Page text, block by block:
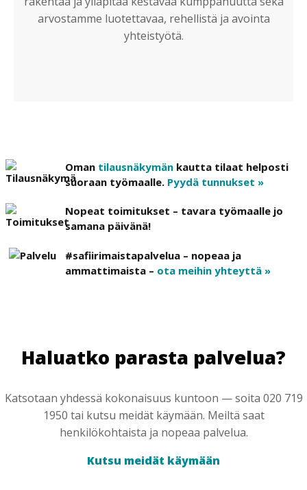
arvostamme luotettavaa, rehellistä ja avointa
yhteistyötä.
Oman tilausnäkymän kautta tilaat helposti
suoraan työmaalle. Pyydä tunnukset »
Nopeat toimitukset – tavara työmaalle jo
samana päivänä!
#safiirimaistapalvelua – nopeaa ja
ammattimaista – ota meihin yhteyttä »
Haluatko parasta palvelua?
Katsotaan yhdessä kokonaisuus kuntoon — soita 020 719
1950 tai kutsu meidät käymään. Meiltä saat
henkilökohtaista ja nopeaa palvelua.
Kutsu meidät käymään